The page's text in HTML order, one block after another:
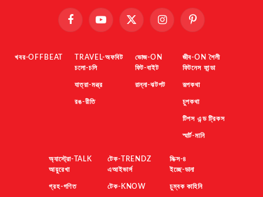
FacebookYouTube X
InstagramPinterest
খবর-OFFBEAT
TRAVEL-অফবিট
চলো-চলি
যাত্রা-মন্ত্র
রঙ-রীতি
ভোজ-ON
ফিট-বাইট
রান্না-ঝটপট
জীব-ON শৈলী
ফিটনেস ফান্ডা
রূপকথা
চুপকথা
টিপস এন্ড ট্রিকস
স্মার্ট-মানি
অ্যাস্ট্রো-TALK
আয়ুরেখা
গ্রহ-গণিত
টেক-TRENDZ
এআইভার্স
টেক-KNOW
মিক্স-৪
ইচ্ছে-ডানা
চুম্বক কাহিনি